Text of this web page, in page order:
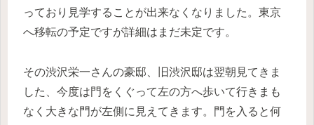
っており見学することが出来なくなりました。東京
へ移転の予定ですが詳細はまだ未定です。
その渋沢栄一さんの豪邸、旧渋沢邸は翌朝見てきま
した、今度は門をくぐって左の方へ歩いて行きまも
なく大きな門が左側に見えてきます。門を入ると何